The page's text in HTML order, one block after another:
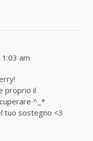
am
proprio il
^_*
tuo sostegno <3